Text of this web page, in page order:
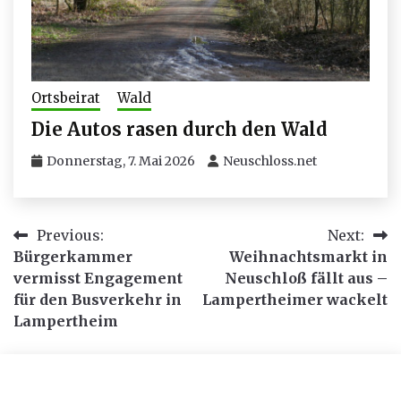
Ortsbeirat Wald
Die Autos rasen durch den Wald
Donnerstag, 7. Mai 2026 Neuschloss.net
Beitragsnavigation
Previous:
Bürgerkammer
vermisst Engagement
für den Busverkehr in
Lampertheim
Next:
Weihnachtsmarkt in
Neuschloß fällt aus –
Lampertheimer wackelt